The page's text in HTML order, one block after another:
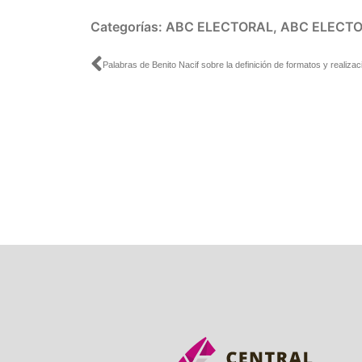
Categorías: ABC ELECTORAL, ABC
Ant